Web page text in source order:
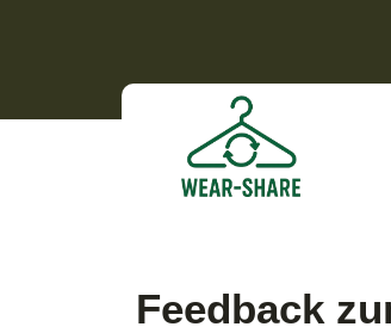
Feedback